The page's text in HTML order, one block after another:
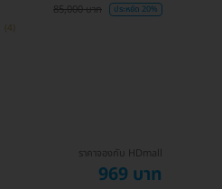
85,000 บาท ประหยัด 20%
(4)
ราคาจองกับ HDmall
969 บาท